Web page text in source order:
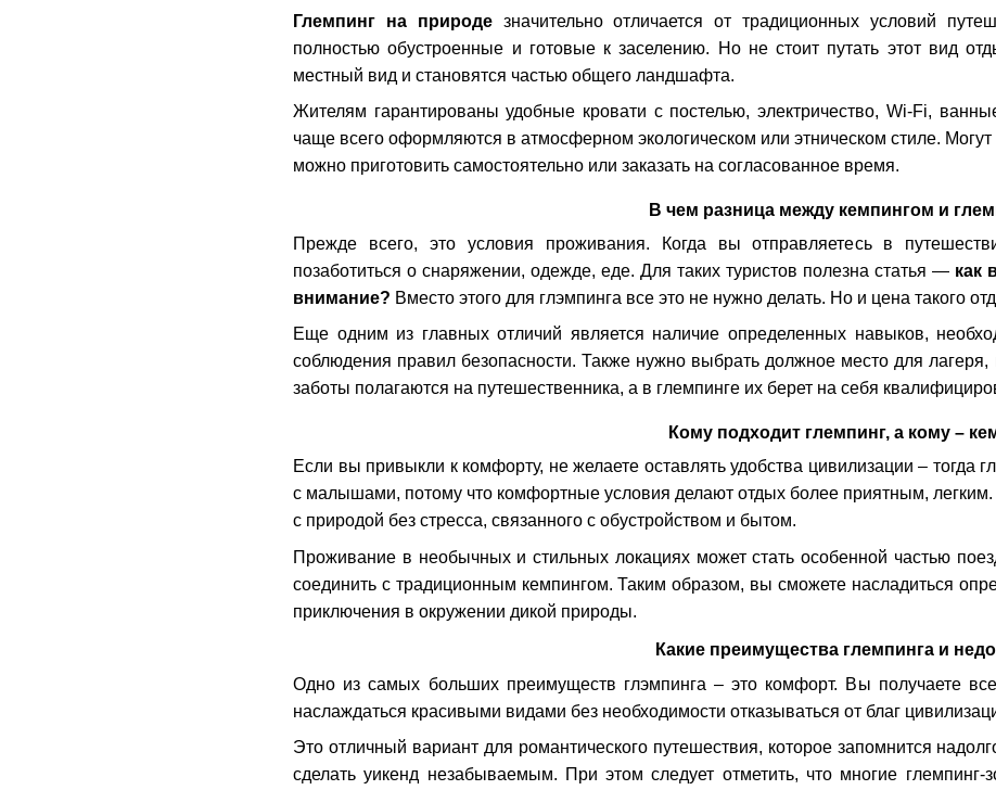
Глемпинг на природезначительно отличается от традиционных условий
полностью обустроенные и готовые к заселению. Но не стоит путать этот вид
местный вид и становятся частью общего ландшафта.
Жителям гарантированы удобные кровати с постелью, электричество, Wi-Fi,
чаще всего оформляются в атмосферном экологическом или этническом стиле. Могут
можно приготовить самостоятельно или заказать на согласованное время.
В чем разница между кемпингом и
Прежде всего, это условия проживания. Когда вы отправляетесь в
позаботиться о снаряжении, одежде, еде. Для таких туристов полезна статья — как
внимание? Вместо этого для глэмпинга все это не нужно делать. Но и цена такого
Еще одним из главных отличий является наличие определенных навыков,
соблюдения правил безопасности. Также нужно выбрать должное место для лагеря,
заботы полагаются на путешественника, а в глемпинге их берет на себя
Кому подходит глемпинг, а кому –
Если вы привыкли к комфорту, не желаете оставлять удобства цивилизации –
с малышами, потому что комфортные условия делают отдых более приятным, легким.
с природой без стресса, связанного с обустройством и бытом.
Проживание в необычных и стильных локациях может стать особенной частью
соединить с традиционным кемпингом. Таким образом, вы сможете насладиться
приключения в окружении дикой природы.
Какие преимущества глемпинга и
Одно из самых больших преимуществ глэмпинга – это комфорт. Вы получаете
наслаждаться красивыми видами без необходимости отказываться от благ
Это отличный вариант для романтического путешествия, которое запомнится
сделать уикенд незабываемым. При этом следует отметить, что многие глемпинг-